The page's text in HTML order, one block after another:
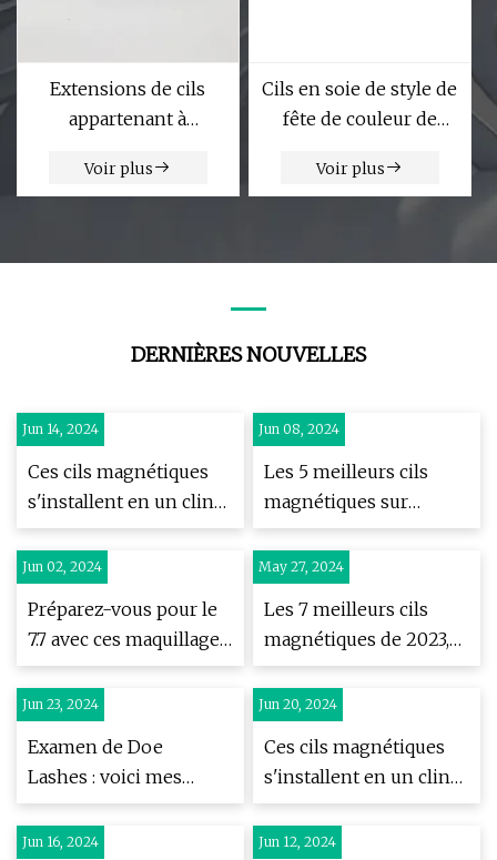
Extensions de cils
appartenant à
Fabricant de cils
Voir plus
Cils en soie de style de
fête de couleur de
style de 15 mm
Voir plus
DERNIÈRES NOUVELLES
Jun 14, 2024
Ces cils magnétiques
s'installent en un clin
d'œil
Jun 08, 2024
Les 5 meilleurs cils
magnétiques sur
Amazon
Jun 02, 2024
Préparez-vous pour le
7.7 avec ces maquillages
locaux favoris • l!fe •
The Philippine Star
May 27, 2024
Les 7 meilleurs cils
magnétiques de 2023,
testés et évalués
Jun 23, 2024
Examen de Doe
Lashes : voici mes
pensées honnêtes
Jun 20, 2024
Ces cils magnétiques
s'installent en un clin
d'œil
Jun 16, 2024 Jun 12, 2024